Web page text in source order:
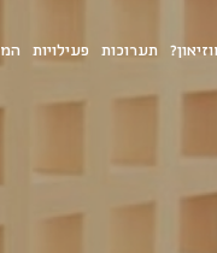
תערוכות פעילויות